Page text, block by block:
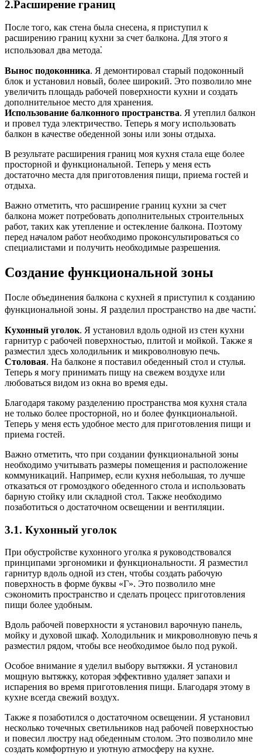
2.Расширение границ
После того, как стена была снесена, я приступил к
расширению границ кухни за счет балкона. Для этого я
использовал два метода⁚
Вынос подоконника. Я демонтировал старый подоконный
блок и установил новый, более широкий. Это позволило мне
увеличить площадь рабочей поверхности кухни и создать
дополнительное место для хранения.
Использование балконного пространства. Я утеплил балкон
и провел туда электричество. Теперь я могу использовать
балкон в качестве обеденной зоны или зоны отдыха.
В результате расширения границ моя кухня стала еще более
просторной и функциональной. Теперь у меня есть
достаточно места для приготовления пищи, приема гостей и
отдыха.
Важно отметить, что расширение границ кухни за счет
балкона может потребовать дополнительных строительных
работ, таких как утепление и остекление балкона. Поэтому
перед началом работ необходимо проконсультироваться со
специалистами и получить необходимые разрешения.
Создание функциональной зоны
После объединения балкона с кухней я приступил к созданию
функциональной зоны. Я разделил пространство на две части⁚
Кухонный уголок. Я установил вдоль одной из стен кухни
гарнитур с рабочей поверхностью, плитой и мойкой. Также я
разместил здесь холодильник и микроволновую печь.
Столовая. На балконе я поставил обеденный стол и стулья.
Теперь я могу принимать пищу на свежем воздухе или
любоваться видом из окна во время еды.
Благодаря такому разделению пространства моя кухня стала
не только более просторной, но и более функциональной.
Теперь у меня есть удобное место для приготовления пищи и
приема гостей.
Важно отметить, что при создании функциональной зоны
необходимо учитывать размеры помещения и расположение
коммуникаций. Например, если кухня небольшая, то лучше
отказаться от громоздкого обеденного стола и использовать
барную стойку или складной стол. Также необходимо
позаботиться о достаточном освещении и вентиляции.
3.1. Кухонный уголок
При обустройстве кухонного уголка я руководствовался
принципами эргономики и функциональности. Я разместил
гарнитур вдоль одной из стен, чтобы создать рабочую
поверхность в форме буквы «Г». Это позволило мне
сэкономить пространство и сделать процесс приготовления
пищи более удобным.
Вдоль рабочей поверхности я установил варочную панель,
мойку и духовой шкаф. Холодильник и микроволновую печь я
разместил рядом, чтобы все необходимое было под рукой.
Особое внимание я уделил выбору вытяжки. Я установил
мощную вытяжку, которая эффективно удаляет запахи и
испарения во время приготовления пищи. Благодаря этому в
кухне всегда свежий воздух.
Также я позаботился о достаточном освещении. Я установил
несколько точечных светильников над рабочей поверхностью
и повесил люстру над обеденным столом. Это позволило мне
создать комфортную и уютную атмосферу на кухне.